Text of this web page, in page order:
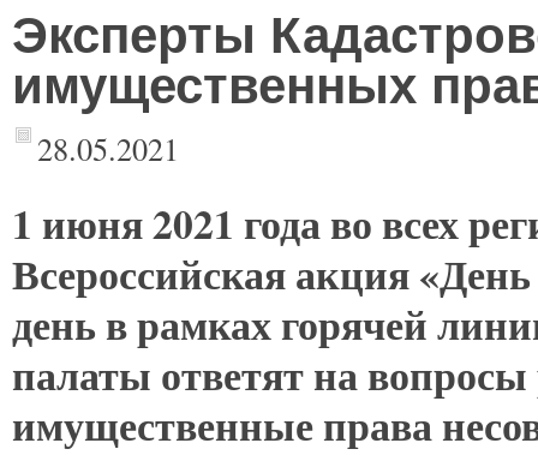
Эксперты
имущественных
28.05.2021
1 июня 2021 года во всех
Всероссийская акция
день в рамках горячей
палаты ответят на
имущественные права